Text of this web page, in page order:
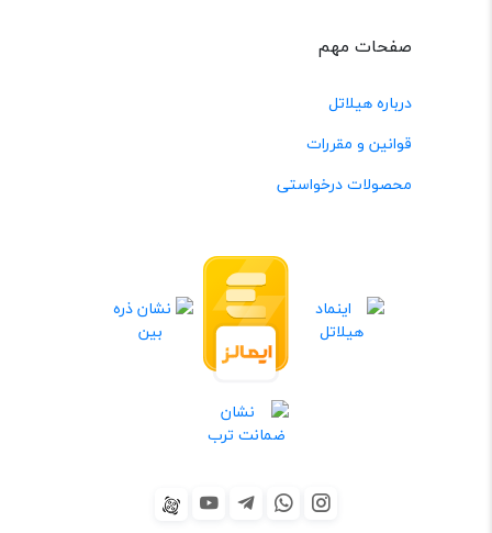
صفحات مهم
درباره هیلاتل
قوانین و مقررات
محصولات درخواستی